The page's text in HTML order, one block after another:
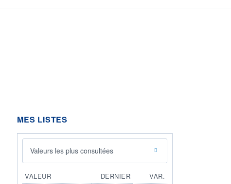
MES LISTES
Valeurs les plus consultées
VALEUR DERNIER
VAR.